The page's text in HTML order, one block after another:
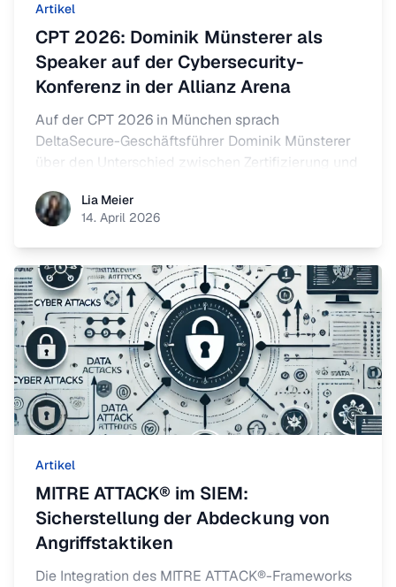
Artikel
CPT 2026: Dominik Münsterer als
Speaker auf der Cybersecurity-
Konferenz in der Allianz Arena
Auf der CPT 2026 in München sprach
DeltaSecure-Geschäftsführer Dominik Münsterer
über den Unterschied zwischen Zertifizierung und
Fireside Chat mit führenden Cybersecurity-
Experten.
Lia MeierLia Meier
14. April 2026
Artikel
MITRE ATTACK® im SIEM:
Sicherstellung der Abdeckung von
Angriffstaktiken
Die Integration des MITRE ATTACK®-Frameworks